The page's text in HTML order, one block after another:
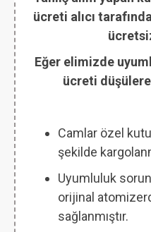
ücreti alıcı
Eğer elimizde
ücreti
Camlar özel
şekilde
Uyumluluk
orijinal
sağlanmıştır.